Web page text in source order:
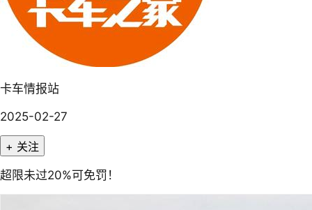
卡车情报站
2025-02-27
+ 关注
超限未过20%可免罚！